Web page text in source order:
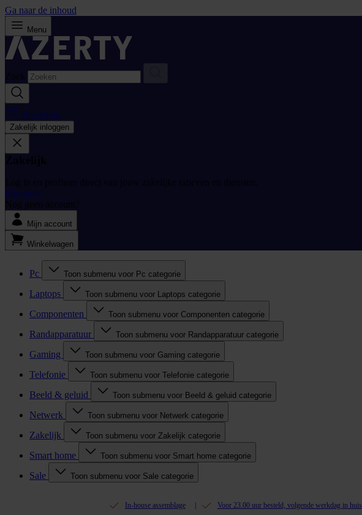
Ga naar de inhoud
Menu
Zoek
Bestellijst
Zakelijk inloggen
Zakelijk
Log in en profiteer direct van jouw zakelijke tarieven en diensten.
Inloggen
Nog geen account?
Mijn account
Winkelwagen
Pc Toon submenu voor Pc categorie
Laptops Toon submenu voor Laptops categorie
Componenten Toon submenu voor Componenten categorie
Randapparatuur Toon submenu voor Randapparatuur categorie
Gaming Toon submenu voor Gaming categorie
Telefonie Toon submenu voor Telefonie categorie
Beeld & geluid Toon submenu voor Beeld & geluid categorie
Netwerk Toon submenu voor Netwerk categorie
Zakelijk Toon submenu voor Zakelijk categorie
Smart home Toon submenu voor Smart home categorie
Sale Toon submenu voor Sale categorie
In-house assemblage Voor 23.00 uur besteld, volgende werkdag in huis